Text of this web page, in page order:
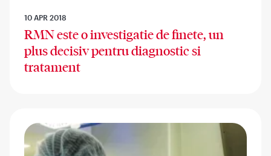
10 APR 2018
RMN este o investigatie de finete, un
plus decisiv pentru diagnostic si
tratament